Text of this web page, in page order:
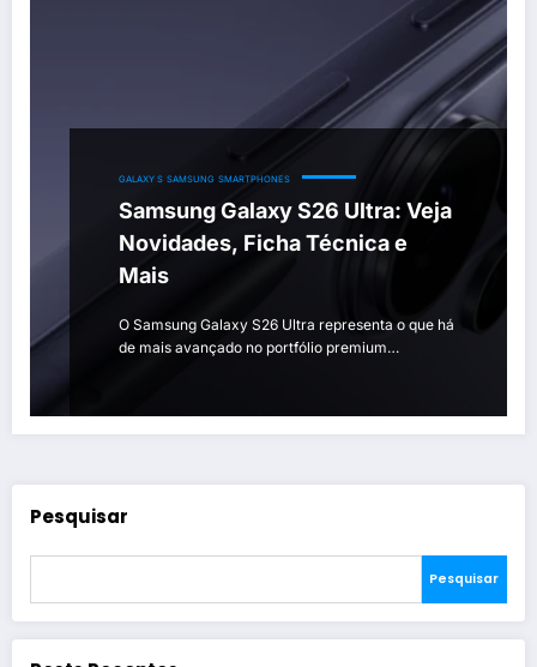
GALAXY S SAMSUNG SMARTPHONES
Samsung Galaxy S26 Ultra: Veja
Novidades, Ficha Técnica e
Mais
O Samsung Galaxy S26 Ultra representa o que há
de mais avançado no portfólio premium…
Pesquisar
Pesquisar